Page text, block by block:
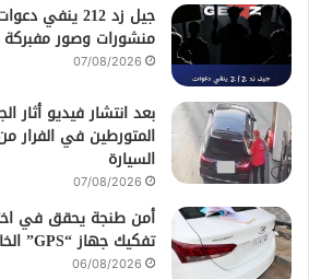
جيل زد 212
منشورات وصور مفبركة
07/08/2026
بعد انتشار فيديو
المتورطين في الفرار
السيارة
07/08/2026
أمن طنجة يحقق في
تفكيك جهاز “GPS” الخاص بها
06/08/2026